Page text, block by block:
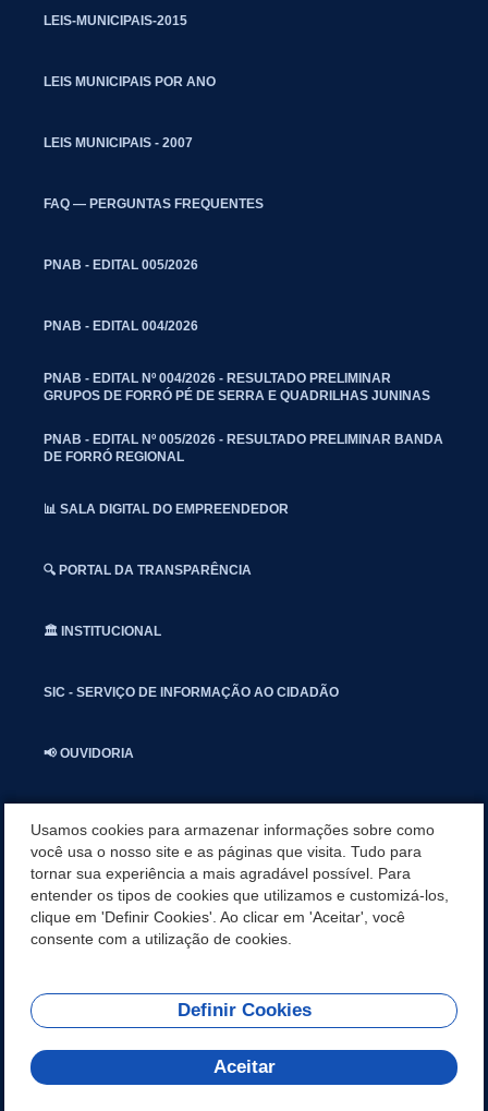
LEIS-MUNICIPAIS-2015
LEIS MUNICIPAIS POR ANO
LEIS MUNICIPAIS - 2007
FAQ — PERGUNTAS FREQUENTES
PNAB - EDITAL 005/2026
PNAB - EDITAL 004/2026
PNAB - EDITAL Nº 004/2026 - RESULTADO PRELIMINAR
GRUPOS DE FORRÓ PÉ DE SERRA E QUADRILHAS JUNINAS
PNAB - EDITAL Nº 005/2026 - RESULTADO PRELIMINAR BANDA
DE FORRÓ REGIONAL
📊 SALA DIGITAL DO EMPREENDEDOR
🔍 PORTAL DA TRANSPARÊNCIA
🏛️ INSTITUCIONAL
SIC - SERVIÇO DE INFORMAÇÃO AO CIDADÃO
📢 OUVIDORIA
📱🩺 SAUDE CONECTADA
🎭 UMBUZEIRO NOTÍCIAS
REDES SOCIAIS
Usamos cookies para armazenar informações sobre como
você usa o nosso site e as páginas que visita. Tudo para
tornar sua experiência a mais agradável possível. Para
entender os tipos de cookies que utilizamos e customizá-los,
clique em 'Definir Cookies'. Ao clicar em 'Aceitar', você
consente com a utilização de cookies.
Definir Cookies
Aceitar